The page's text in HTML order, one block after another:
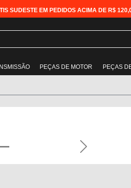
SUDESTE EM PEDIDOS ACIMA DE R$
PEÇAS DE MOTOR PEÇAS
Next